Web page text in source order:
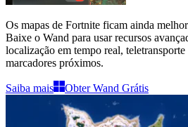
Os mapas de Fortnite ficam ainda
Baixe o Wand para usarrecursos
localização em tempo real,
marcadores próximos.
Saiba mais Obter Wand Grátis